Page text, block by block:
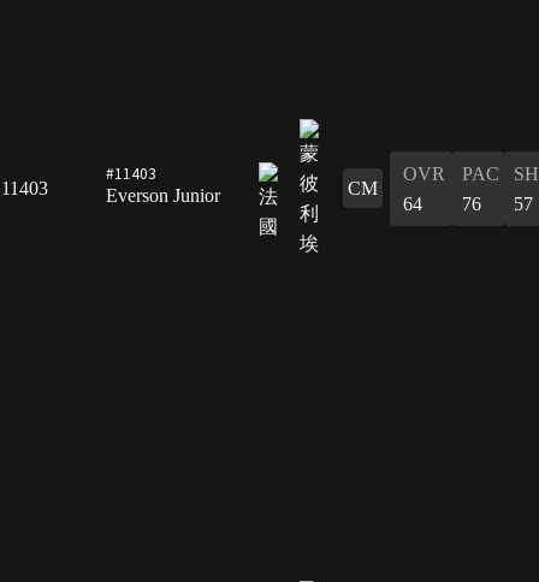
11403
#11403
Everson Junior
CM
OVR
64
PAC
76
57